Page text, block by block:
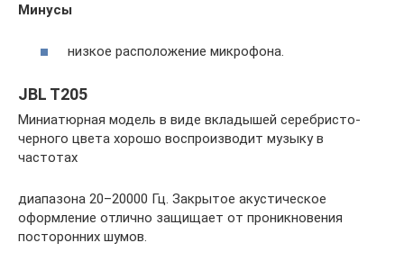
Минусы
низкое расположение микрофона.
JBL T205
Миниатюрная модель в виде вкладышей серебристо-
черного цвета хорошо воспроизводит музыку в
частотах
диапазона 20–20000 Гц. Закрытое акустическое
оформление отлично защищает от проникновения
посторонних шумов.